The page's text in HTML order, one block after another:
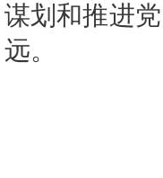
谋划和推进
远。